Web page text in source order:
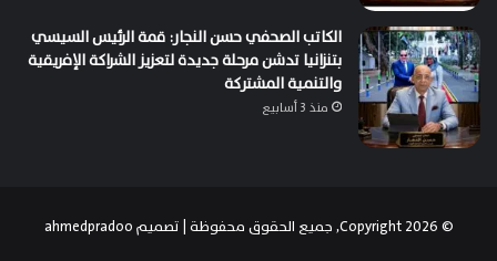
الكاتب الصحفي حسن النجار: قمة الرئيس السيسي
بتنزانيا تدشن مرحلة جديدة لتعزيز الشراكة الإفريقية
والتنمية المشتركة
منذ 3 أسابيع
© Copyright 2026, جميع الحقوق محفوظة | تصميم ahmedpradoo